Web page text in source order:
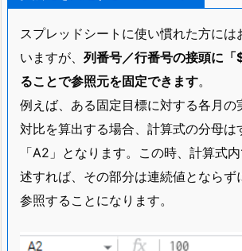
スプレッドシートに使い慣れた方には
いますが、 列番号／行番号の接頭に「
ることで参照元を固定できます。
例えば、ある固定目標に対する各月の
対比を算出する場合、計算式の分母は
「A2」となります。この時、計算式
述すれば、その部分は連続値とならず
参照することになります。